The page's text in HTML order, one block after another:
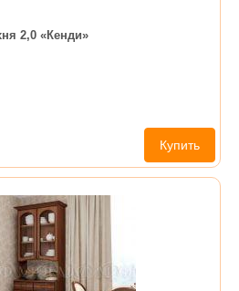
2,0 «Кенди»
Купить